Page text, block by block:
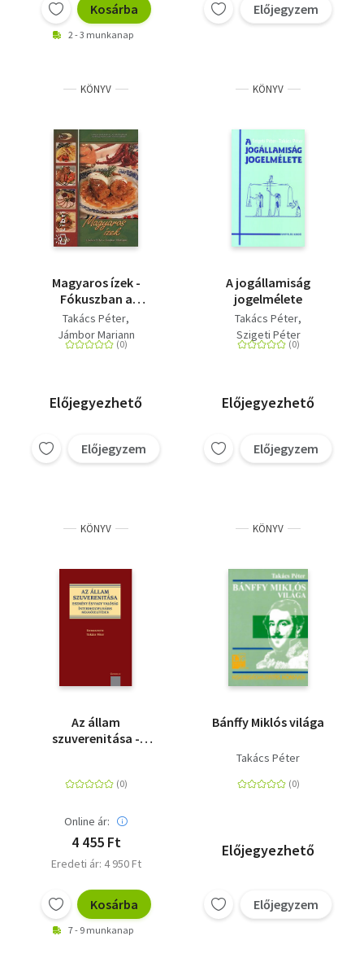
Kosárba
2 - 3 munkanap
Előjegyzem
KÖNYV
Magyaros ízek -
Fókuszban a
gasztronómia
Takács Péter
Jámbor Mariann
Előjegyezhető
Előjegyzem
KÖNYV
A jogállamiság
jogelmélete
Takács Péter
Szigeti Péter
Előjegyezhető
Előjegyzem
KÖNYV
Az állam
szuverenitása -
Online ár:
4 455 Ft
Eredeti ár: 4 950 Ft
Kosárba
7 - 9 munkanap
KÖNYV
Bánffy Miklós világa
Takács Péter
Előjegyezhető
Előjegyzem